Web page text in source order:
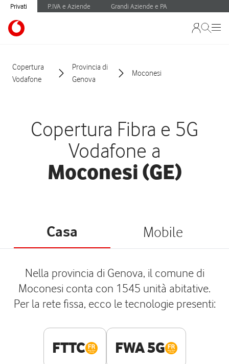
Privati P.IVA e Aziende Grandi Aziende e PA
Copertura
Vodafone
Provincia di
Genova
Moconesi
Copertura Fibra e 5G
Vodafone a
Moconesi (GE)
Casa Mobile
Nella provincia di Genova, il comune di
Moconesi conta con 1545 unità abitative.
Per la rete fissa, ecco le tecnologie presenti:
FTTC FWA 5G